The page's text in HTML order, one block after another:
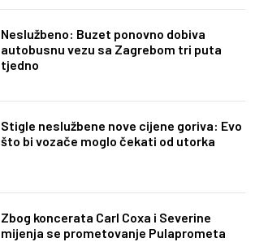
Neslužbeno: Buzet ponovno dobiva
autobusnu vezu sa Zagrebom tri puta
tjedno
Stigle neslužbene nove cijene goriva: Evo
što bi vozače moglo čekati od utorka
Zbog koncerata Carl Coxa i Severine
mijenja se prometovanje Pulaprometa